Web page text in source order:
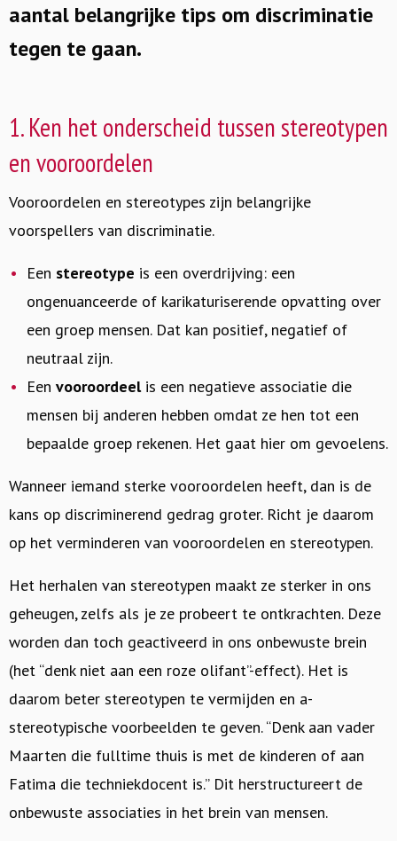
aantal belangrijke tips om discriminatie
tegen te gaan.
1. Ken het onderscheid tussen stereotypen
en vooroordelen
Vooroordelen en stereotypes zijn belangrijke
voorspellers van discriminatie.
Een stereotype is een overdrijving: een
ongenuanceerde of karikaturiserende opvatting over
een groep mensen. Dat kan positief, negatief of
neutraal zijn.
Een vooroordeelis een negatieve associatie die
mensen bij anderen hebben omdat ze hen tot een
bepaalde groep rekenen. Het gaat hier om gevoelens.
Wanneer iemand sterke vooroordelen heeft, dan is de
kans op discriminerend gedrag groter. Richt je daarom
op het verminderen van vooroordelen en stereotypen.
Het herhalen van stereotypen maakt ze sterker in ons
geheugen, zelfs als je ze probeert te ontkrachten. Deze
worden dan toch geactiveerd in ons onbewuste brein
(het “denk niet aan een roze olifant”-effect). Het is
daarom beter stereotypen te vermijden en a-
stereotypische voorbeelden te geven. “Denk aan vader
Maarten die fulltime thuis is met de kinderen of aan
Fatima die techniekdocent is.” Dit herstructureert de
onbewuste associaties in het brein van mensen.